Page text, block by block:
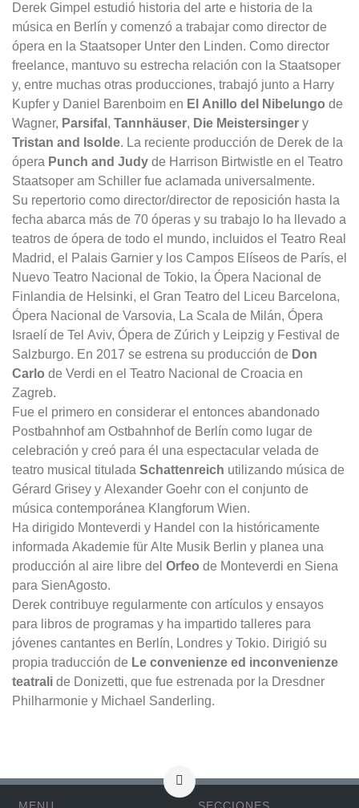
Derek Gimpel estudió historia del arte e historia de la
música en Berlín y comenzó a trabajar como director de
ópera en la Staatsoper Unter den Linden. Como director
freelance, mantuvo su estrecha relación con la Staatsoper
y, entre muchas otras producciones, trabajó junto a Harry
Kupfer y Daniel Barenboim en El Anillo del Nibelungo de
Wagner, Parsifal , Tannhäuser, Die Meistersinger y
Tristan and Isolde. La reciente producción de Derek de la
ópera Punch and Judy de Harrison Birtwistle en el Teatro
Staatsoper am Schiller fue aclamada universalmente.
Su repertorio como director/director de reposición hasta la
fecha abarca más de 70 óperas y su trabajo lo ha llevado a
teatros de ópera de todo el mundo, incluidos el Teatro Real
Madrid, el Palais Garnier y los Campos Elíseos de París, el
Nuevo Teatro Nacional de Tokio, la Ópera Nacional de
Finlandia de Helsinki, el Gran Teatro del Liceu Barcelona, ​​
Ópera Nacional de Varsovia, La Scala de Milán, Ópera
Israelí de Tel Aviv, Ópera de Zúrich y Leipzig y Festival de
Salzburgo. En 2017 se estrena su producción de Don
Carlo de Verdi en el Teatro Nacional de Croacia en
Zagreb.
Fue el primero en considerar el entonces abandonado
Postbahnhof am Ostbahnhof de Berlín como lugar de
celebración y creó para él una espectacular velada de
teatro musical titulada Schattenreich utilizando música de
Gérard Grisey y Alexander Goehr con el conjunto de
música contemporánea Klangforum Wien.
Ha dirigido Monteverdi y Handel con la históricamente
informada Akademie für Alte Musik Berlin y planea una
producción al aire libre del Orfeo de Monteverdi en Siena
para SienAgosto.
Derek contribuye regularmente con artículos y ensayos
para libros de programas y ha impartido talleres para
jóvenes cantantes en Berlín, Londres y Tokio. Dirigió su
propia traducción de Le convenienze ed inconvenienze
teatrali de Donizetti, que fue estrenada por la Dresdner
Philharmonie y Michael Sanderling.